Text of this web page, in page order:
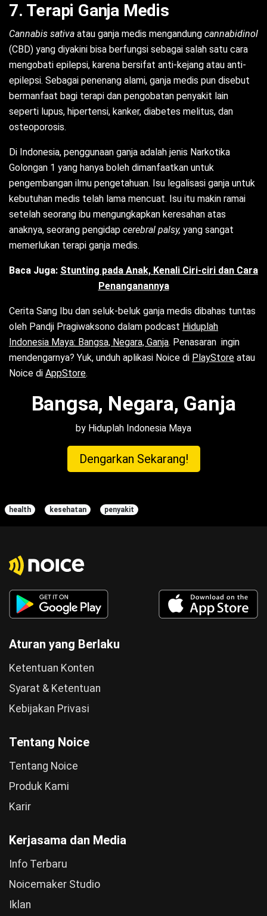
7. Terapi Ganja Medis
Cannabis sativa atau ganja medis mengandung cannabidinol
(CBD) yang diyakini bisa berfungsi sebagai salah satu cara
mengobati epilepsi, karena bersifat anti-kejang atau anti-
epilepsi. Sebagai penenang alami, ganja medis pun disebut
bermanfaat bagi terapi dan pengobatan penyakit lain
seperti lupus, hipertensi, kanker, diabetes melitus, dan
osteoporosis.
Di Indonesia, penggunaan ganja adalah jenis Narkotika
Golongan 1 yang hanya boleh dimanfaatkan untuk
pengembangan ilmu pengetahuan. Isu legalisasi ganja untuk
kebutuhan medis telah lama mencuat. Isu itu makin ramai
setelah seorang ibu mengungkapkan keresahan atas
anaknya, seorang pengidap cerebral palsy, yang sangat
memerlukan terapi ganja medis.
Baca Juga: Stunting pada Anak, Kenali Ciri-ciri dan Cara
Penanganannya
Cerita Sang Ibu dan seluk-beluk ganja medis dibahas tuntas
oleh Pandji Pragiwaksono dalam podcast Hiduplah
Indonesia Maya: Bangsa, Negara, Ganja. Penasaran ingin
mendengarnya? Yuk, unduh aplikasi Noice di PlayStore atau
Noice di AppStore.
Bangsa, Negara, Ganja
by Hiduplah Indonesia Maya
Dengarkan Sekarang!
health kesehatan penyakit
Aturan yang Berlaku
Ketentuan Konten
Syarat & Ketentuan
Kebijakan Privasi
Tentang Noice
Tentang Noice
Produk Kami
Karir
Kerjasama dan Media
Info Terbaru
Noicemaker Studio
Iklan